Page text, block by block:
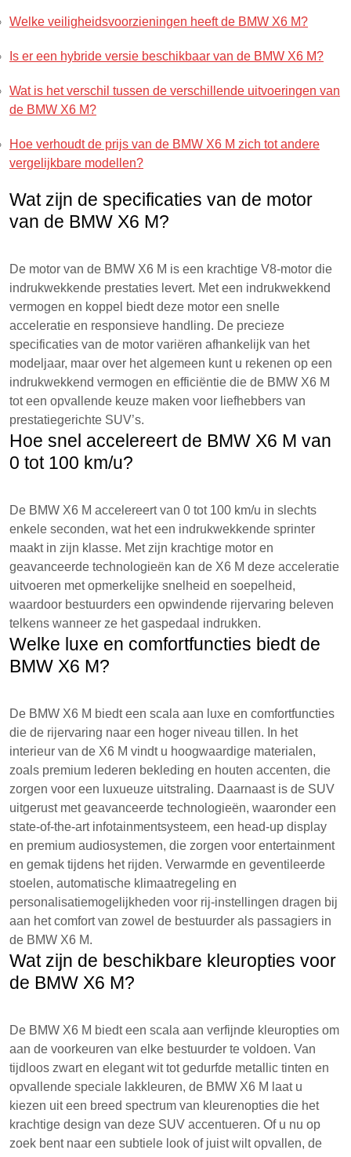
Welke veiligheidsvoorzieningen heeft de BMW X6 M?
Is er een hybride versie beschikbaar van de BMW X6 M?
Wat is het verschil tussen de verschillende uitvoeringen van
de BMW X6 M?
Hoe verhoudt de prijs van de BMW X6 M zich tot andere
vergelijkbare modellen?
Wat zijn de specificaties van de motor
van de BMW X6 M?
De motor van de BMW X6 M is een krachtige V8-motor die
indrukwekkende prestaties levert. Met een indrukwekkend
vermogen en koppel biedt deze motor een snelle
acceleratie en responsieve handling. De precieze
specificaties van de motor variëren afhankelijk van het
modeljaar, maar over het algemeen kunt u rekenen op een
indrukwekkend vermogen en efficiëntie die de BMW X6 M
tot een opvallende keuze maken voor liefhebbers van
prestatiegerichte SUV’s.
Hoe snel accelereert de BMW X6 M van
0 tot 100 km/u?
De BMW X6 M accelereert van 0 tot 100 km/u in slechts
enkele seconden, wat het een indrukwekkende sprinter
maakt in zijn klasse. Met zijn krachtige motor en
geavanceerde technologieën kan de X6 M deze acceleratie
uitvoeren met opmerkelijke snelheid en soepelheid,
waardoor bestuurders een opwindende rijervaring beleven
telkens wanneer ze het gaspedaal indrukken.
Welke luxe en comfortfuncties biedt de
BMW X6 M?
De BMW X6 M biedt een scala aan luxe en comfortfuncties
die de rijervaring naar een hoger niveau tillen. In het
interieur van de X6 M vindt u hoogwaardige materialen,
zoals premium lederen bekleding en houten accenten, die
zorgen voor een luxueuze uitstraling. Daarnaast is de SUV
uitgerust met geavanceerde technologieën, waaronder een
state-of-the-art infotainmentsysteem, een head-up display
en premium audiosystemen, die zorgen voor entertainment
en gemak tijdens het rijden. Verwarmde en geventileerde
stoelen, automatische klimaatregeling en
personalisatiemogelijkheden voor rij-instellingen dragen bij
aan het comfort van zowel de bestuurder als passagiers in
de BMW X6 M.
Wat zijn de beschikbare kleuropties voor
de BMW X6 M?
De BMW X6 M biedt een scala aan verfijnde kleuropties om
aan de voorkeuren van elke bestuurder te voldoen. Van
tijdloos zwart en elegant wit tot gedurfde metallic tinten en
opvallende speciale lakkleuren, de BMW X6 M laat u
kiezen uit een breed spectrum van kleurenopties die het
krachtige design van deze SUV accentueren. Of u nu op
zoek bent naar een subtiele look of juist wilt opvallen, de